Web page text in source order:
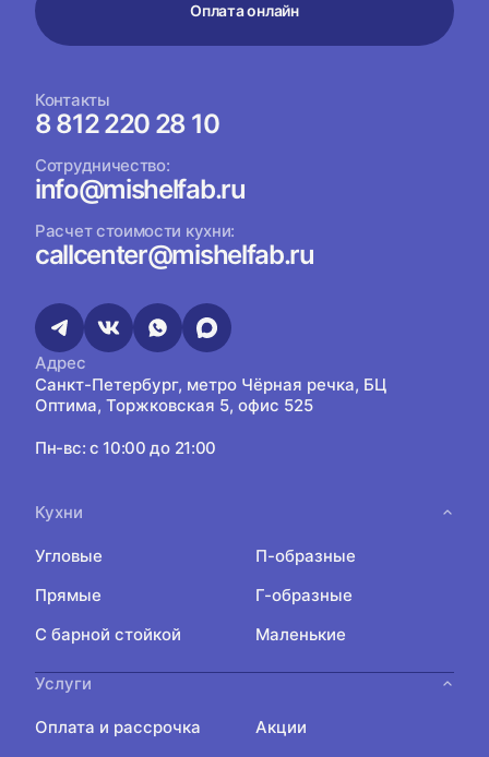
Оплата онлайн
Контакты
8 812 220 28 10
Сотрудничество:
info@mishelfab.ru
Расчет стоимости кухни:
callcenter@mishelfab.ru
Адрес
Санкт-Петербург, метро Чёрная речка, БЦ
Оптима, Торжковская 5, офис 525
Пн-вс: с 10:00 до 21:00
Кухни
Угловые
П-образные
Прямые
Г-образные
С барной стойкой
Маленькие
Услуги
Оплата и рассрочка
Акции